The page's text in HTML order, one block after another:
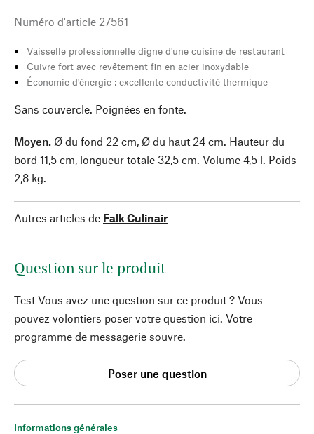
Informations générales
Numéro d'article 27561
Vaisselle professionnelle digne d'une cuisine de restaurant
Cuivre fort avec revêtement fin en acier inoxydable
Économie d'énergie : excellente conductivité thermique
Sans couvercle. Poignées en fonte.
Moyen. Ø du fond 22 cm, Ø du haut 24 cm. Hauteur du
bord 11,5 cm, longueur totale 32,5 cm. Volume 4,5 l. Poids
2,8 kg.
Autres articles de Falk Culinair
Question sur le produit
Test Vous avez une question sur ce produit ? Vous
pouvez volontiers poser votre question ici. Votre
programme de messagerie souvre.
Poser une question